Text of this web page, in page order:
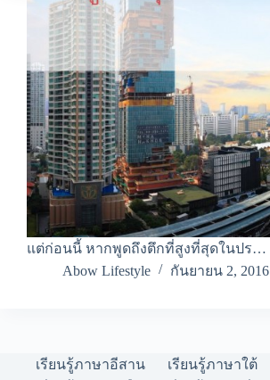
แต่ก่อนนี้ หากพูดถึงตึกที่สูงที่สุดในปร…
Abow Lifestyle
กันยายน 2, 2016
เรียนรู้ภาษาอีสาน
เรียนรู้ภาษาใต้